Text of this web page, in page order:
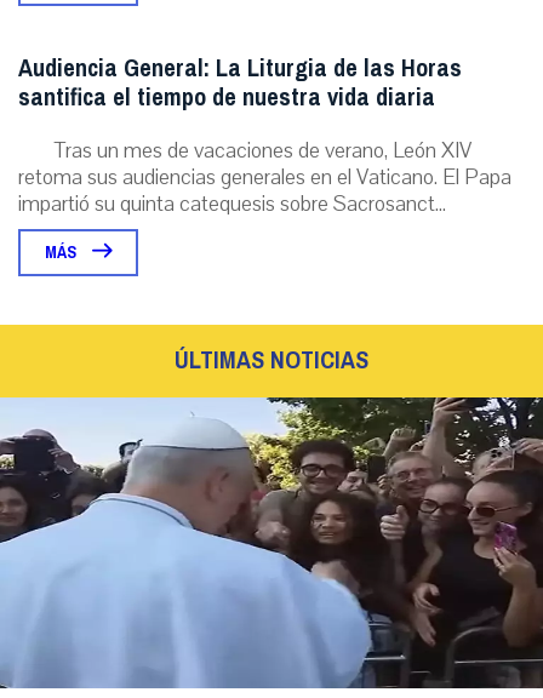
Audiencia General: La Liturgia de las Horas
santifica el tiempo de nuestra vida diaria
Tras un mes de vacaciones de verano, León XIV
retoma sus audiencias generales en el Vaticano. El Papa
impartió su quinta catequesis sobre Sacrosanct...
MÁS
ÚLTIMAS NOTICIAS